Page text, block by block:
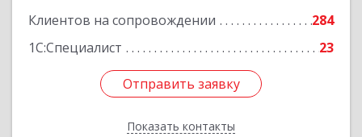
Клиентов на сопровождении
284
1С:Специалист
23
Отправить заявку
Показать контакты
Отправить заявку
Назад